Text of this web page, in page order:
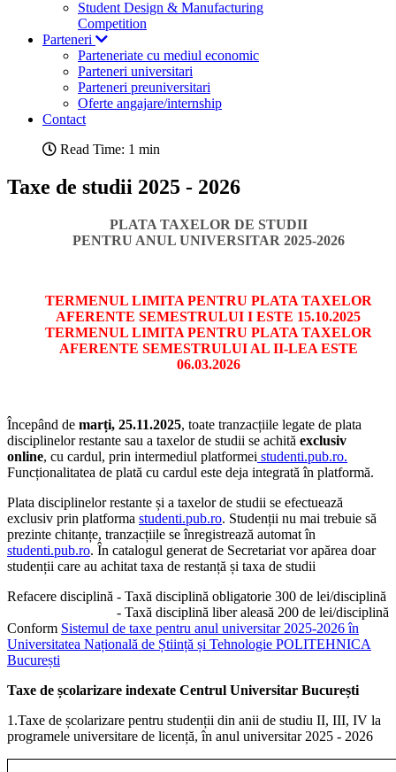
Student Design & Manufacturing
Competition
Parteneri
Parteneriate cu mediul economic
Parteneri universitari
Parteneri preuniversitari
Oferte angajare/internship
Contact
Read Time: 1 min
Taxe de studii 2025 - 2026
PLATA TAXELOR DE STUDII
PENTRU ANUL UNIVERSITAR 2025-2026
TERMENUL LIMITA PENTRU PLATA TAXELOR
AFERENTE SEMESTRULUI I ESTE 15.10.2025
TERMENUL LIMITA PENTRU PLATA TAXELOR
AFERENTE SEMESTRULUI AL II-LEA ESTE
06.03.2026
Începând de marți, 25.11.2025, toate tranzacțiile legate de plata
disciplinelor restante sau a taxelor de studii se achită exclusiv
online, cu cardul, prin intermediul platformei studenti.pub.ro.
Funcționalitatea de plată cu cardul este deja integrată în platformă.
Plata disciplinelor restante și a taxelor de studii se efectuează
exclusiv prin platforma studenti.pub.ro. Studenții nu mai trebuie să
prezinte chitanțe, tranzacțiile se înregistrează automat în
studenti.pub.ro. În catalogul generat de Secretariat vor apărea doar
studenții care au achitat taxa de restanță și taxa de studii
Refacere disciplină - Taxă disciplină obligatorie 300 de lei/disciplină
- Taxă disciplină liber aleasă 200 de lei/disciplină
Conform Sistemul de taxe pentru anul universitar 2025-2026 în
Universitatea Națională de Știință și Tehnologie POLITEHNICA
București
Taxe de școlarizare indexate Centrul Universitar București
1.Taxe de școlarizare pentru studenții din anii de studiu II, III, IV la
programele universitare de licență, în anul universitar 2025 - 2026